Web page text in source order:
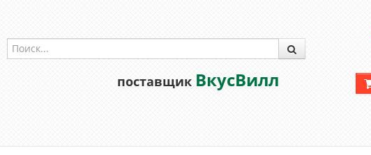
поставщик ВкусВилл